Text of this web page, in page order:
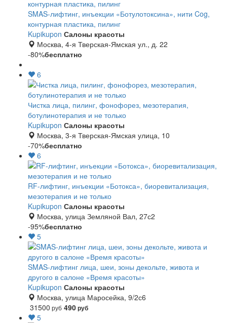
SMAS-лифтинг, инъекции «Ботулотоксина», нити Cog,
контурная пластика, пилинг
Kupikupon Салоны красоты
Москва, 4-я Тверская-Ямская ул., д. 22
-80%бесплатно
6
Чистка лица, пилинг, фонофорез, мезотерапия,
ботулинотерапия и не только
Kupikupon Салоны красоты
Москва, 3-я Тверская-Ямская улица, 10
-70%бесплатно
6
RF-лифтинг, инъекции «Ботокса», биоревитализация,
мезотерапия и не только
Kupikupon Салоны красоты
Москва, улица Земляной Вал, 27с2
-95%бесплатно
5
SMAS-лифтинг лица, шеи, зоны декольте, живота и
другого в салоне «Время красоты»
Kupikupon Салоны красоты
Москва, улица Маросейка, 9/2с6
31500 руб 490руб
5